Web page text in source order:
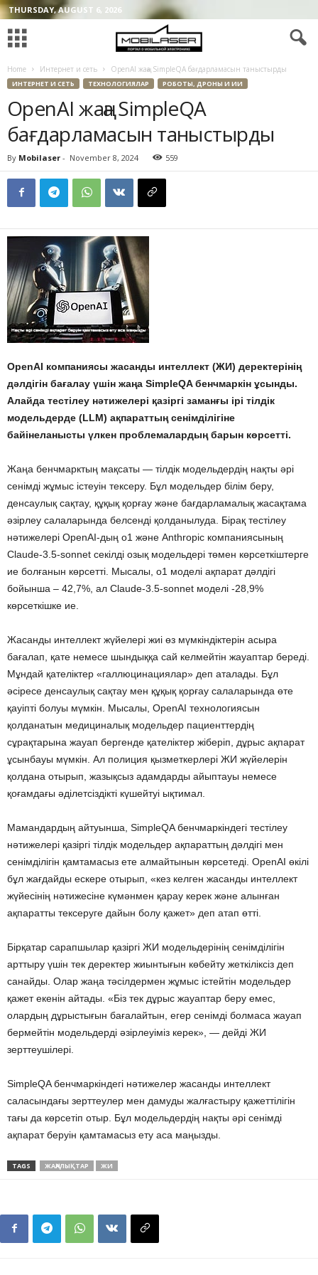
THURSDAY, AUGUST 6, 2026
Home Интернет и сеть OpenAI жаңа SimpleQA бағдарламасын таныстырды
ИНТЕРНЕТ И СЕТЬ ТЕХНОЛОГИЯЛАР РОБОТЫ, ДРОНЫ И ИИ
OpenAI жаңа SimpleQA
бағдарламасын таныстырды
By Mobilaser - November 8, 2024 559
OpenAI компаниясы жасанды интеллект (ЖИ) деректерінің
дәлдігін бағалау үшін жаңа SimpleQA бенчмаркін ұсынды.
Алайда тестілеу нәтижелері қазіргі заманғы ірі тілдік
модельдерде (LLM) ақпараттың сенімділігіне
байінеланысты үлкен проблемалардың барын көрсетті.
Жаңа бенчмарктың мақсаты — тілдік модельдердің нақты әрі
сенімді жұмыс істеуін тексеру. Бұл модельдер білім беру,
денсаулық сақтау, құқық қорғау және бағдарламалық жасақтама
әзірлеу салаларында белсенді қолданылуда. Бірақ тестілеу
нәтижелері OpenAI-дың o1 және Anthropic компаниясының
Claude-3.5-sonnet секілді озық модельдері төмен көрсеткіштерге
ие болғанын көрсетті. Мысалы, o1 моделі ақпарат дәлдігі
бойынша – 42,7%, ал Claude-3.5-sonnet моделі -28,9%
көрсеткішке ие.
Жасанды интеллект жүйелері жиі өз мүмкіндіктерін асыра
бағалап, қате немесе шындыққа сай келмейтін жауаптар береді.
Мұндай қателіктер «галлюцинациялар» деп аталады. Бұл
әсіресе денсаулық сақтау мен құқық қорғау салаларында өте
қауіпті болуы мүмкін. Мысалы, OpenAI технологиясын
қолданатын медициналық модельдер пациенттердің
сұрақтарына жауап бергенде қателіктер жіберіп, дұрыс ақпарат
ұсынбауы мүмкін. Ал полиция қызметкерлері ЖИ жүйелерін
қолдана отырып, жазықсыз адамдарды айыптауы немесе
қоғамдағы әділетсіздікті күшейтуі ықтимал.
Мамандардың айтуынша, SimpleQA бенчмаркіндегі тестілеу
нәтижелері қазіргі тілдік модельдер ақпараттың дәлдігі мен
сенімділігін қамтамасыз ете алмайтынын көрсетеді. OpenAI өкілі
бұл жағдайды ескере отырып, «кез келген жасанды интеллект
жүйесінің нәтижесіне күмәнмен қарау керек және алынған
ақпаратты тексеруге дайын болу қажет» деп атап өтті.
Бірқатар сарапшылар қазіргі ЖИ модельдерінің сенімділігін
арттыру үшін тек деректер жиынтығын көбейту жеткіліксіз деп
санайды. Олар жаңа тәсілдермен жұмыс істейтін модельдер
қажет екенін айтады. «Біз тек дұрыс жауаптар беру емес,
олардың дұрыстығын бағалайтын, егер сенімді болмаса жауап
бермейтін модельдерді әзірлеуіміз керек», — дейді ЖИ
зерттеушілері.
SimpleQA бенчмаркіндегі нәтижелер жасанды интеллект
саласындағы зерттеулер мен дамуды жалғастыру қажеттілігін
тағы да көрсетіп отыр. Бұл модельдердің нақты әрі сенімді
ақпарат беруін қамтамасыз ету аса маңызды.
TAGS ЖАҢАЛЫҚТАР ЖИ